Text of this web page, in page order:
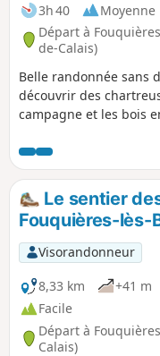
3h 40
Moyenne
Départ à
de-Calais)
Belle randonnée sans
découvrir des
campagne et les bois
Le sentier
Fouquières-lès-
Visorandonneur
8,33 km
+41 m
Facile
Départ à
Calais)